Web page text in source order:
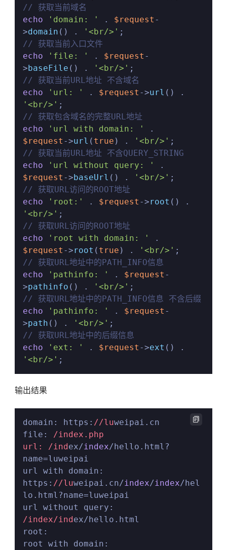
// 获取当前域名
echo
'domain: ' . $request -
>domain () . '<br/>'
// 获取当前入口文件
echo
'file: ' . $request -
>baseFile () . '<br/>'
// 获取当前URL地址 不含域名
echo
'url: ' . $request ->url
'<br/>'
// 获取包含域名的完整URL地址
echo
'url with domain: '
$request ->url ( true ) . '<br/>'
// 获取当前URL地址 不含QUERY_STRING
echo
'url without query: '
$request ->baseUrl () . '<br/>'
// 获取URL访问的ROOT地址
echo
'root:' . $request ->root
'<br/>'
// 获取URL访问的ROOT地址
echo
'root with domain: '
$request ->root ( true ) . '<br/>'
// 获取URL地址中的PATH_INFO信息
echo
'pathinfo: ' . $request -
>pathinfo () . '<br/>'
// 获取URL地址中的PATH_INFO信息 不含后缀
echo
'pathinfo: ' . $request -
>path () . '<br/>'
// 获取URL地址中的后缀信息
echo
'ext: ' . $request ->ext
'<br/>' ;
输出结果
domain: https: //luweipai.cn
file:
/index.php
url: /index/index/hello.html?
name=luweipai
url with domain:
https: //luweipai.cn/index/index/hel
lo.html?name=luweipai
/index/index/hello.html
root:
root with domain:
